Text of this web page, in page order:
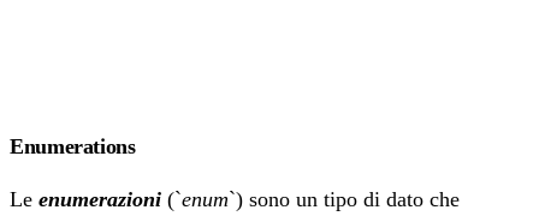
Enumerations
Le enumerazioni (`enum`) sono un tipo di dato che